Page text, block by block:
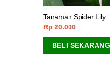
Tanaman Spider Lily
Rp 20.000
BELI SEKARANG